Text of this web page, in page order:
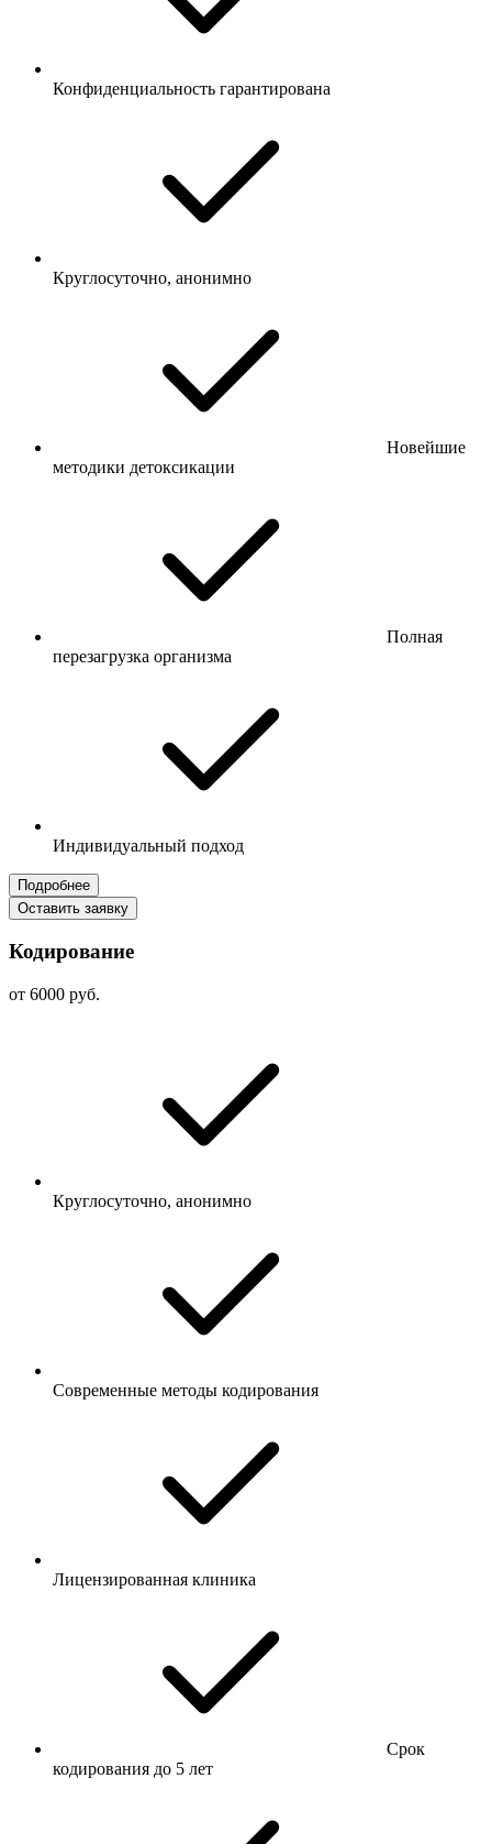
Конфиденциальность гарантирована
Круглосуточно, анонимно
Новейшие
методики детоксикации
Полная
перезагрузка организма
Индивидуальный подход
Подробнее
Оставить заявку
Кодирование
от 6000 руб.
Круглосуточно, анонимно
Современные методы кодирования
Лицензированная клиника
Срок
кодирования до 5 лет